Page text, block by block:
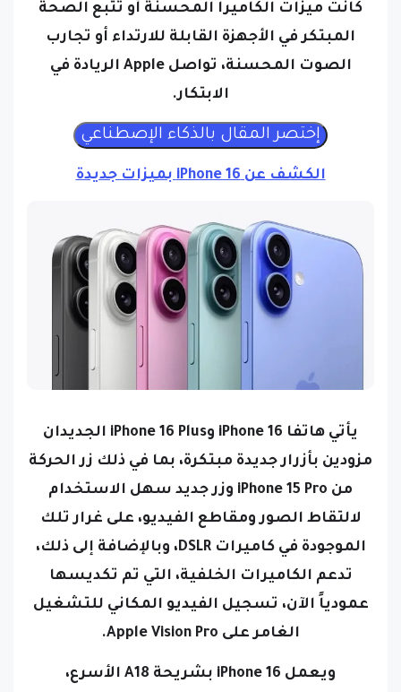
كانت ميزات الكاميرا المحسنة أو تتبع الصحة
المبتكر في الأجهزة القابلة للارتداء أو تجارب
الصوت المحسنة، تواصل Apple الريادة في
الابتكار.
الكشف عن iPhone 16 بميزات جديدة
يأتي هاتفا iPhone 16 وiPhone 16 Plus الجديدان
مزودين بأزرار جديدة مبتكرة، بما في ذلك زر الحركة
من iPhone 15 Pro وزر جديد سهل الاستخدام
لالتقاط الصور ومقاطع الفيديو، على غرار تلك
الموجودة في كاميرات DSLR، وبالإضافة إلى ذلك،
تدعم الكاميرات الخلفية، التي تم تكديسها
عمودياً الآن، تسجيل الفيديو المكاني للتشغيل
الغامر على Apple Vision Pro.
ويعمل iPhone 16 بشريحة A18 الأسرع،